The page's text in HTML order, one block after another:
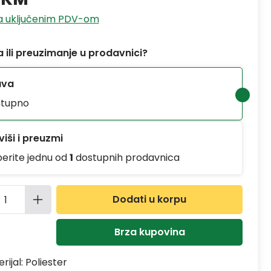
uključenim PDV-om
ili preuzimanje u prodavnici?
i preuzmi
jednu od1 dostupnih prodavnica
proizvoda: Unesite željenu
Dodati u korpu
Brza kupovina
Poliester